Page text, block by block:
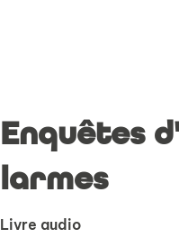
Enquêtes
larmes
Livre audio